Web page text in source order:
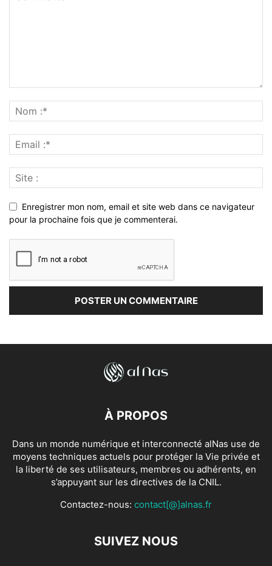
Enregistrer mon nom, email et site web dans ce navigateur
pour la prochaine fois que je commenterai.
À PROPOS
Dans un monde numérique et interconnecté alNas use de
moyens techniques actuels pour protéger la Vie privée et
la liberté de ses utilisateurs, membres ou adhérents, en
s’appuyant sur les directives de la CNIL.
Contactez-nous: contact[@]alnas.fr
SUIVEZ NOUS